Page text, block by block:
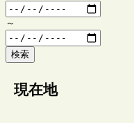
～
検索
現在地